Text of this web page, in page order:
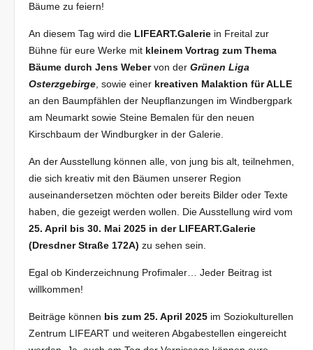
Bäume zu feiern!
An diesem Tag wird die LIFEART.Galerie in Freital zur
Bühne für eure Werke mit kleinem Vortrag zum Thema
Bäume durch Jens Webervon derGrünen Liga
Osterzgebirge , sowie einer kreativen Malaktion für ALLE
an den Baumpfählen der Neupflanzungen im Windbergpark
am Neumarkt sowie Steine Bemalen für den neuen
Kirschbaum der Windburgker in der Galerie.
An der Ausstellung können alle, von jung bis alt, teilnehmen,
die sich kreativ mit den Bäumen unserer Region
auseinandersetzen möchten oder bereits Bilder oder Texte
haben, die gezeigt werden wollen. Die Ausstellung wird vom
25. April bis 30. Mai 2025 in der LIFEART.Galerie
(Dresdner Straße 172A) zu sehen sein.
Egal ob Kinderzeichnung Profimaler… Jeder Beitrag ist
willkommen!
Beiträge können bis zum 25. April 2025 im Soziokulturellen
Zentrum LIFEART und weiteren Abgabestellen eingereicht